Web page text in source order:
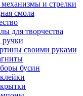
и стрелки
смола
для творчества
ручки
своими руками
бусин